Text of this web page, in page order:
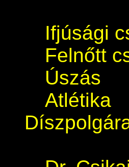
Ifjúsági
Felnőtt
Úszás
Atlétika